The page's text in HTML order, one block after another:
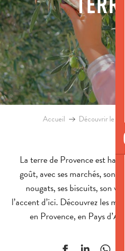
Accueil Découvrir le
La terre de Provence est
goût, avec ses marchés, son
nougats, ses biscuits, son
l’accent d’ici. Découvrez les
en Provence, en Pays